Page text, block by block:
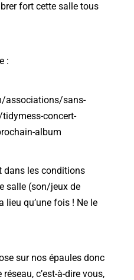
fort cette salle tous
:
associations/sans-
concert-
album
dans les conditions
salle (son/jeux de
lieu qu’une fois ! Ne le
sur nos épaules donc
c’est-à-dire vous,